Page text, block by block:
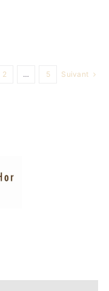
2 … 5 Suivant